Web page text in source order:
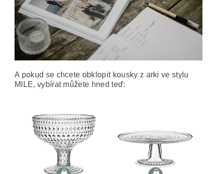
A pokud se chcete obklopit kousky z arki ve stylu
MILE, vybírat můžete hned teď: